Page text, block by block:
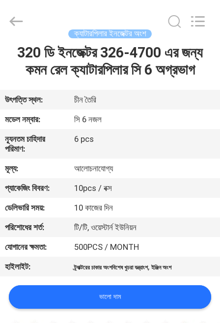
বাড়ি
আমাদের
সম্বন্ধে
কারখানা
ভ্রমণ
গুণগত
মান
নিয়ন্ত্রণ
করুন
AUTO
PARTS
Reserved.
ক্যাটারপিলার ইনজেক্টর অংশ
320 ডি ইনজেক্টর 326-4700 এর জন্য
কমন রেল ক্যাটারপিলার সি 6 অগ্রভাগ
উৎপত্তি স্থল:
চীন তৈরি
মডেল নম্বার:
সি 6 নজল
ন্যূনতম চাহিদার
পরিমাণ:
6 pcs
মূল্য:
আলোচনাযোগ্য
প্যাকেজিং বিবরণ:
10pcs / বক্স
ডেলিভারি সময়:
10 কাজের দিন
পরিশোধের শর্ত:
টি/টি, ওয়েস্টার্ন ইউনিয়ন
যোগানের ক্ষমতা:
500PCS / MONTH
হাইলাইট:
ট্র্যাক্টরের চাকার অংশবিশেষ খুচরা যন্ত্রাংশ,ইঞ্জিন অংশ
ভালো দাম